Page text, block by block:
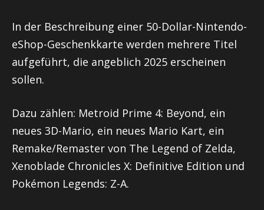
In der Beschreibung einer 50-Dollar-Nintendo-
eShop-Geschenkkarte werden mehrere Titel
aufgeführt, die angeblich 2025 erscheinen
sollen.
Dazu zählen: Metroid Prime 4: Beyond, ein
neues 3D-Mario, ein neues Mario Kart, ein
Remake/Remaster von The Legend of Zelda,
Xenoblade Chronicles X: Definitive Edition und
Pokémon Legends: Z-A.